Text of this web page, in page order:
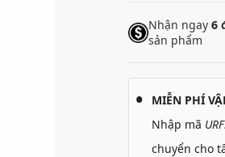
Nhận ngay 6
sản phẩm
MIỄN PHÍ
Nhập mã
chuyển cho